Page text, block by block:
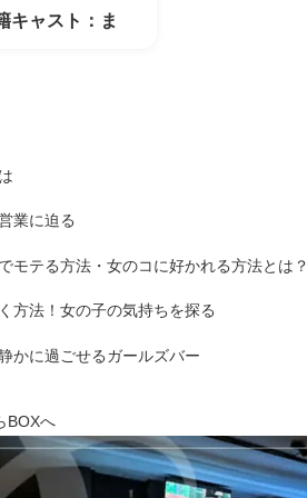
キャスト：ま
業に迫る
モテる方法・女のコに好かれる方法とは？
方法！女の子の気持ちを探る
かに過ごせるガールズバー
BOXへ